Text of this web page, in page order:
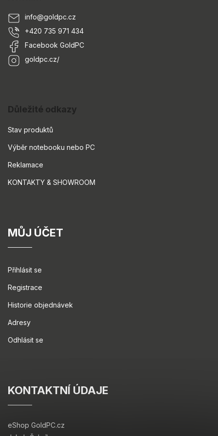
info@goldpc.cz
+420 735 971 434
Facebook GoldPC
goldpc.cz/
Důležité odkazy
Stav produktů
Výběr notebooku nebo PC
Reklamace
KONTAKTY & SHOWROOM
MŮJ ÚČET
Přihlásit se
Registrace
Historie objednávek
Adresy
Odhlásit se
KONTAKTNÍ ÚDAJE
eShop GoldPC.cz